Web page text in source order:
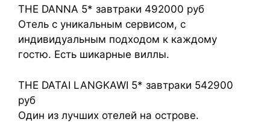
THE DANNA 5* завтраки 492000 руб
Отель с уникальным сервисом, с
индивидуальным подходом к каждому
гостю. Есть шикарные виллы.
THE DATAI LANGKAWI 5* завтраки 542900
руб
Один из лучших отелей на острове.